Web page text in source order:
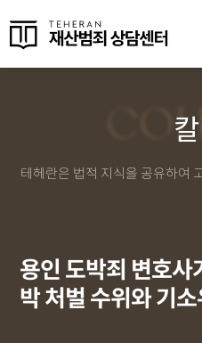
테헤란은 법적 지식을 공유하여
용인 도박죄 변호사
박 처벌 수위와 기